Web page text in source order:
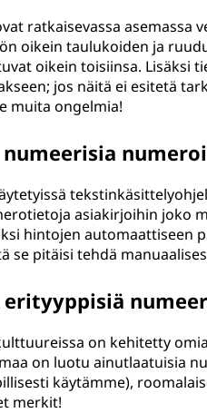
ratkaisevassa asemassa
oikein taulukoiden ja
oikein toisiinsa. Lisäksi
jos näitä ei esitetä
muita ongelmia!
asiakirjoihin joko
hintojen automaattiseen
se pitäisi tehdä
erityyppisiä
on kehitetty
on luotu ainutlaatuisia
käytämme),
merkit!